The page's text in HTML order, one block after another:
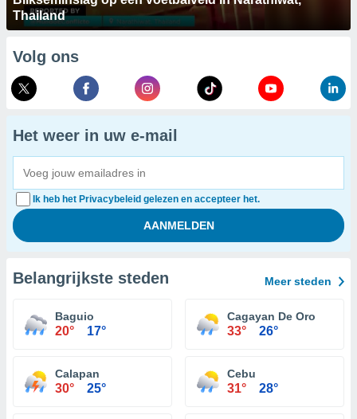
Thailand
Volg ons
Het weer in uw e-mail
Ik heb het Privacybeleid gelezen en accepteer het.
Belangrijkste steden Meer steden
Baguio
20° 17°
Cagayan De Oro
33° 26°
Calapan
30° 25°
Cebu
31° 28°